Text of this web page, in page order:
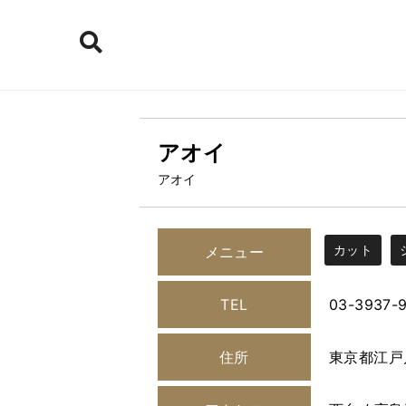
アオイ
アオイ
メニュー カット
TEL 03-3937-
住所 東京都江